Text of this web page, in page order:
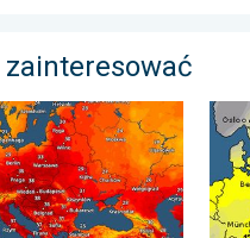
zainteresować
nadzwyczaj ciepłe. Do